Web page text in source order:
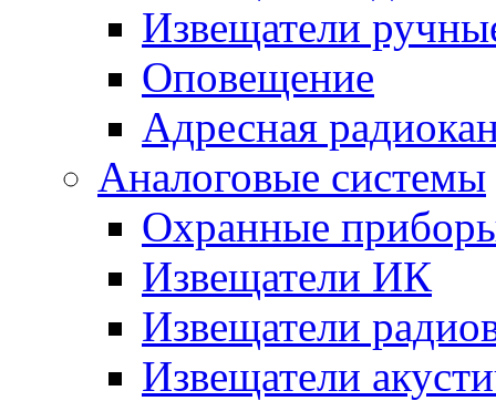
Извещатели
Оповещение
Адресная
Аналоговые системы
Охранные
Извещатели ИК
Извещатели
Извещатели